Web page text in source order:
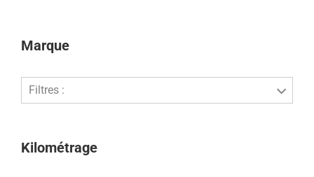
Marque
Filtres :
Kilométrage